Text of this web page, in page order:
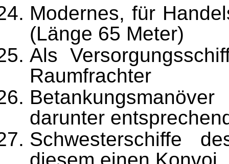
Modernes, für
(Länge 65 Meter)
Als
Raumfrachter
darunter
Schwesterschiffe